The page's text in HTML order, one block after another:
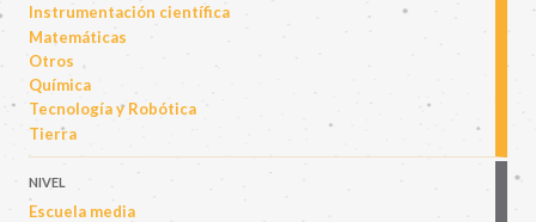
Instrumentación científica
Matemáticas
Otros
Química
Tecnología y Robótica
Tierra
NIVEL
Escuela media